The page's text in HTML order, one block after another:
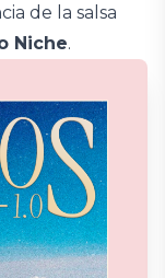
de la salsa
Niche.